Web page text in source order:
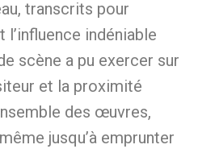
transcrits pour
l’influence indéniable
scène a pu exercer sur
et la proximité
des œuvres,
jusqu’à emprunter